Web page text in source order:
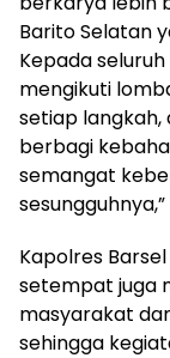
Barito Selatan
Kepada
mengikuti
setiap langkah,
berbagi
semangat
Kapolres
setempat juga
masyarakat
sehingga